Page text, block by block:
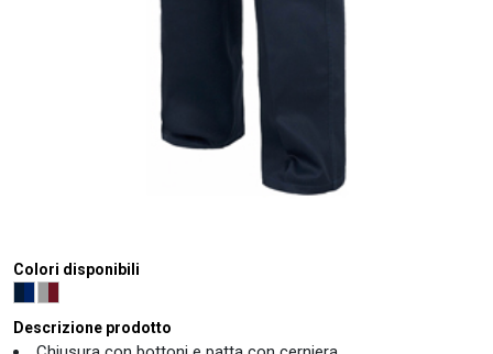
Descrizione prodotto
Colori disponibili